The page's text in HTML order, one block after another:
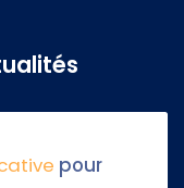
pour